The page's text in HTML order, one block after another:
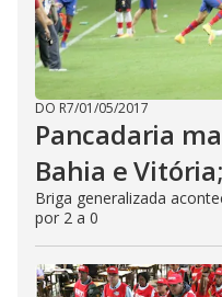
DO R7/01/05/2017
Pancadaria
Bahia e
Briga generalizada
por 2 a 0